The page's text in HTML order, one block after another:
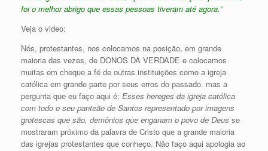
foi o melhor abrigo que essas pessoas tiveram até agora.”
Veja o video:
Nós, protestantes, nos colocamos na posição, em grande
maioria das vezes, de DONOS DA VERDADE e colocamos
muitas em cheque a fé de outras instituições como a igreja
católica em grande parte por seus erros do passado. mas a
pergunta que eu faço aqui é: Esses hereges da igreja católica
com todo o seu panteão de Santos representado por imagens
grotescas que são, demônios que enganam o povo de Deus se
mostraram próximo da palavra de Cristo que a grande maioria
das igrejas protestantes que conheço. Não faço aqui apologia ao